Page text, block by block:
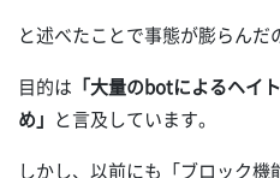
と述べたことで事態が膨らんだ
目的は 「大量のbotによるヘイ
め」 と言及しています。
しかし、以前にも「ブロック